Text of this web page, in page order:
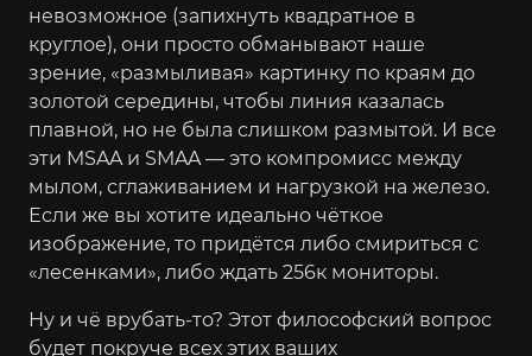
невозможное (запихнуть квадратное в
круглое), они просто обманывают наше
зрение, «размыливая» картинку по краям до
золотой середины, чтобы линия казалась
плавной, но не была слишком размытой. И все
эти MSAA и SMAA — это компромисс между
мылом, сглаживанием и нагрузкой на железо.
Если же вы хотите идеально чёткое
изображение, то придётся либо смириться с
«лесенками», либо ждать 256к мониторы.
Ну и чё врубать-то? Этот философский вопрос
будет покруче всех этих ваших